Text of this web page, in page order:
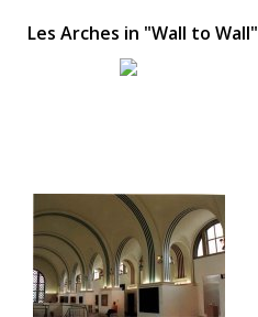
Les Arches in "Wall to Wall"